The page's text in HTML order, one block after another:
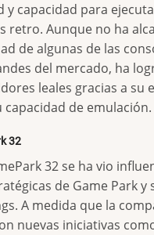
y capacidad para
retro. Aunque no ha
de algunas de las
del mercado, ha
leales gracias a su
de emulación.
32
32 se ha vio
de Game Park y
A medida que la
nuevas iniciativas